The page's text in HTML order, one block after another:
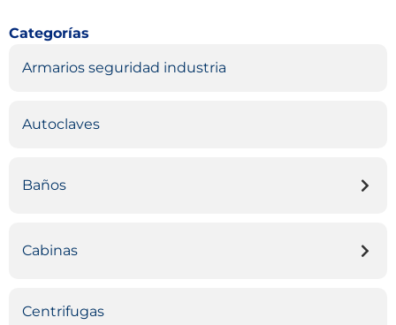
Categorías
Armarios seguridad industria
Autoclaves
Baños
Cabinas
Centrifugas